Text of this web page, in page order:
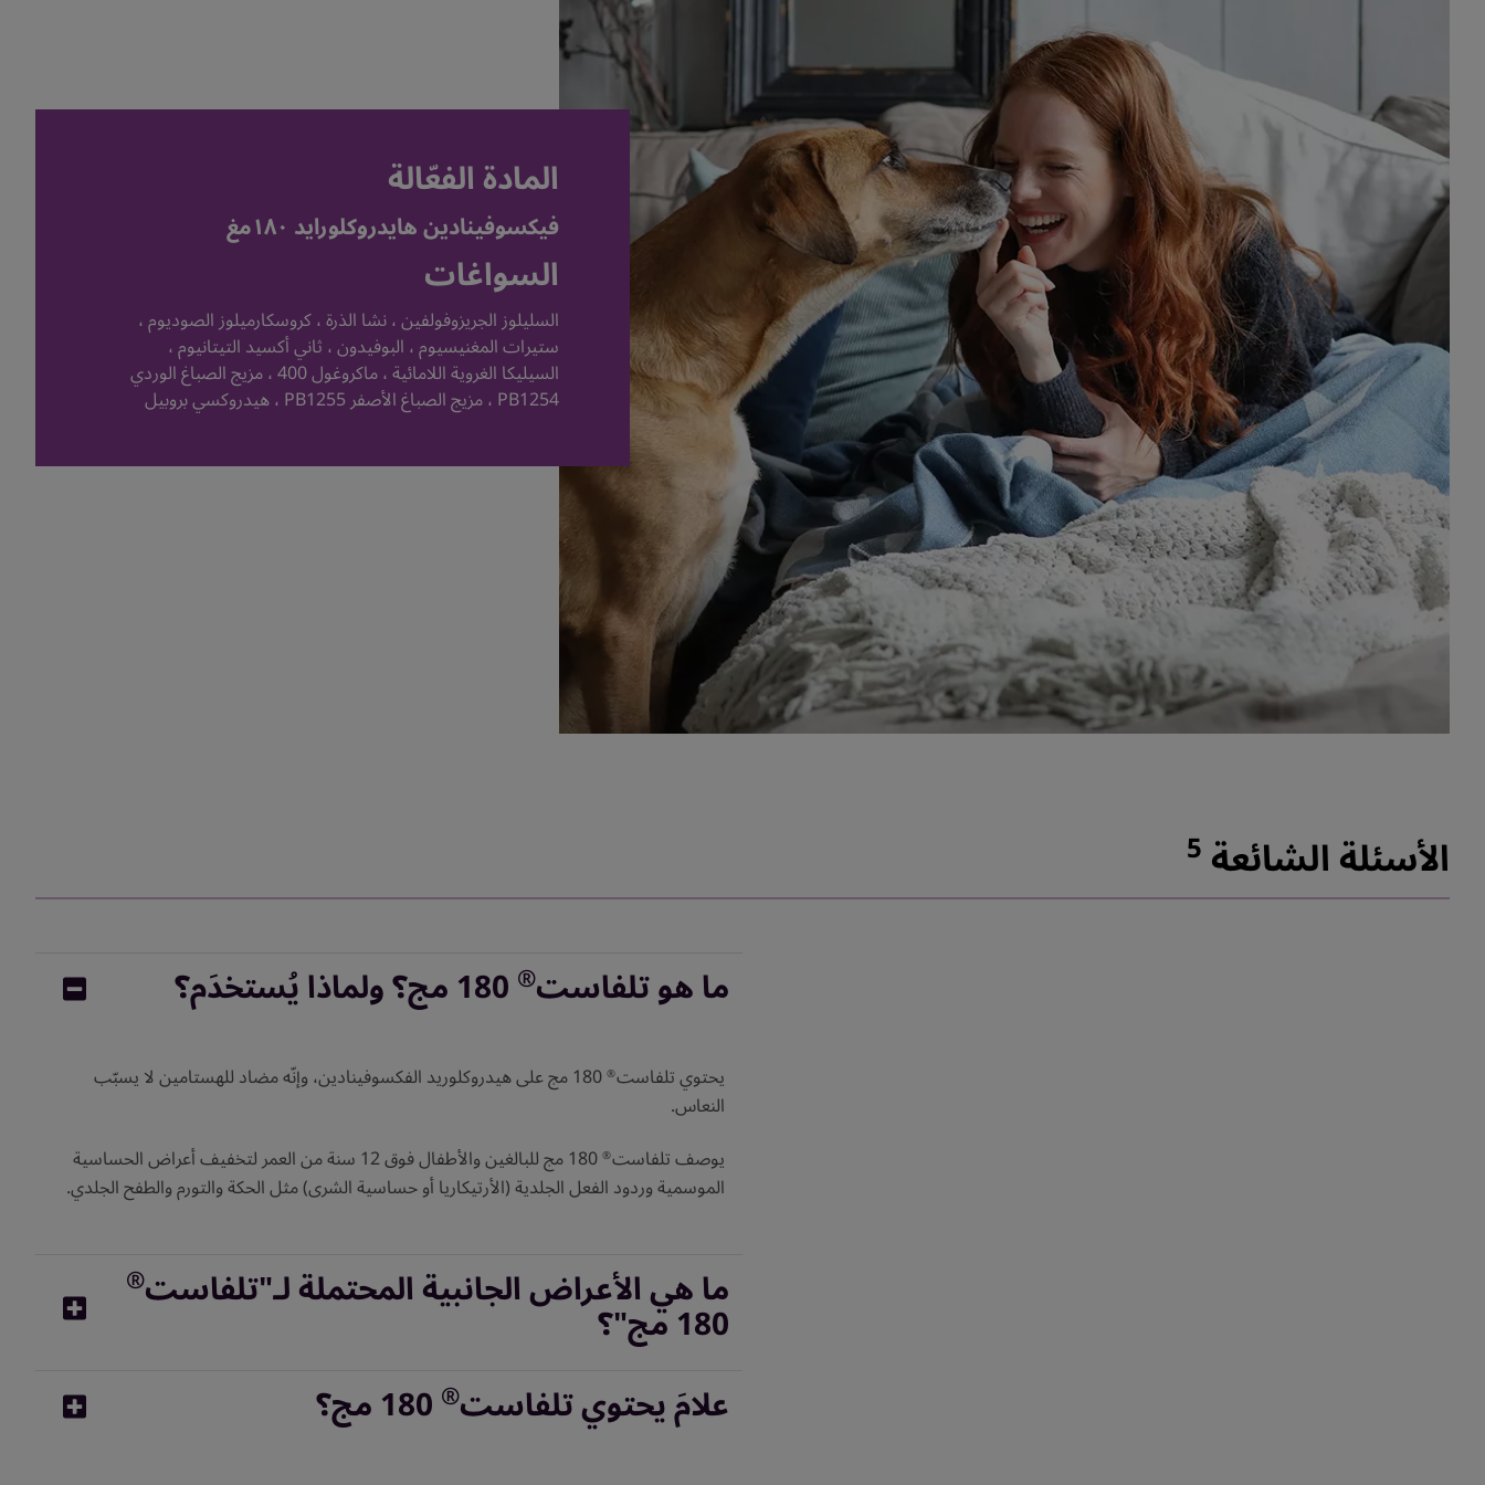
المادة الفعّالة
فيكسوفينادين هايدروكلورايد ١٨٠مغ
السواغات
السليلوز الجريزوفولفين ، نشا الذرة ، كروسكارميلوز الصوديوم ،
ستيرات المغنيسيوم ، البوفيدون ، ثاني أكسيد التيتانيوم ،
السيليكا الغروية اللامائية ، ماكروغول 400 ، مزيج الصباغ الوردي
PB1254 ، مزيج الصباغ الأصفر PB1255 ، هيدروكسي بروبيل
الأسئلة الشائعة5
ما هو تلفاست®
يحتوي تلفاست® 180 مج على هيدروكلوريد الفكسوفينادين، وإنّه مضاد للهستامين لا يسبّب
النعاس.
يوصف تلفاست® 180 مج للبالغين والأطفال فوق 12 سنة من العمر لتخفيف أعراض الحساسية
الموسمية وردود الفعل الجلدية (الأرتيكاريا أو حساسية الشرى) مثل الحكة والتورم والطفح الجلدي.
ما هي الأعراض الجانبية المحتملة لـ"تلفاست®
180 مج"؟
علامَ يحتوي تلفاست®